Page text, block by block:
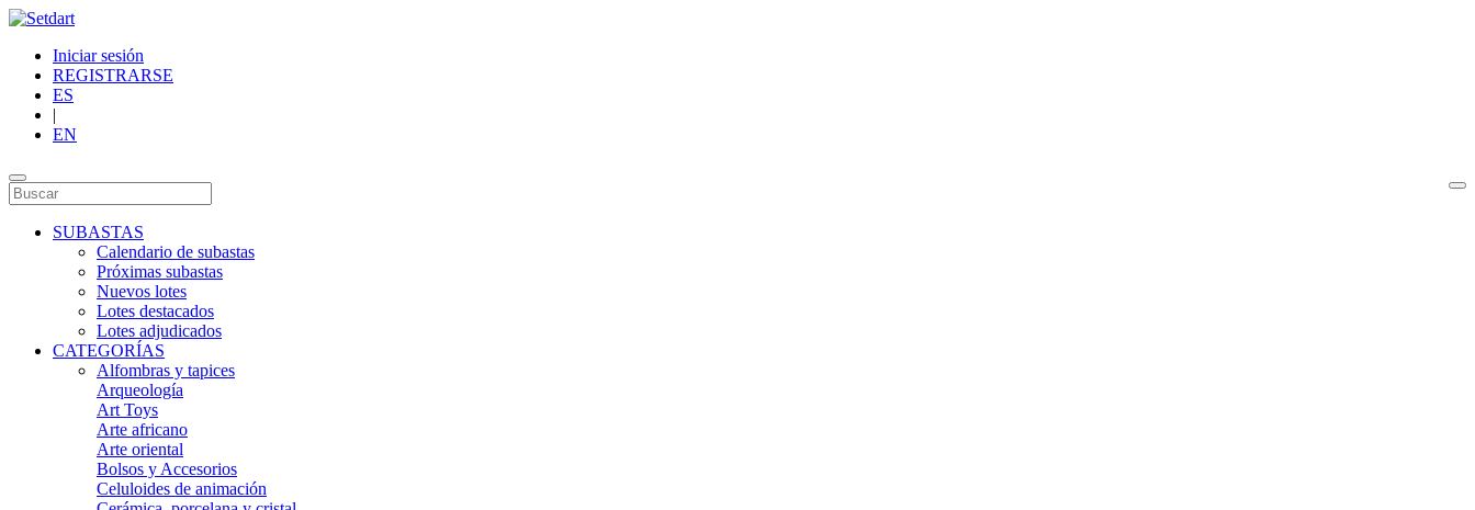
Iniciar sesión
REGISTRARSE
ES
|
EN
SUBASTAS
Calendario de subastas
Próximas subastas
Nuevos lotes
Lotes destacados
Lotes adjudicados
CATEGORÍAS
Alfombras y tapices
Arqueología
Art Toys
Arte africano
Arte oriental
Bolsos y Accesorios
Celuloides de animación